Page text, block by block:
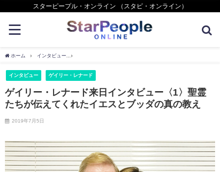
スターピープル・オンライン （スタピ・オンライン）
ホーム インタビュー
インタビュー ゲイリー・レナード
ゲイリー・レナード来日インタビュー〈1〉聖霊
たちが伝えてくれたイエスとブッダの真の教え
2019年7月5日